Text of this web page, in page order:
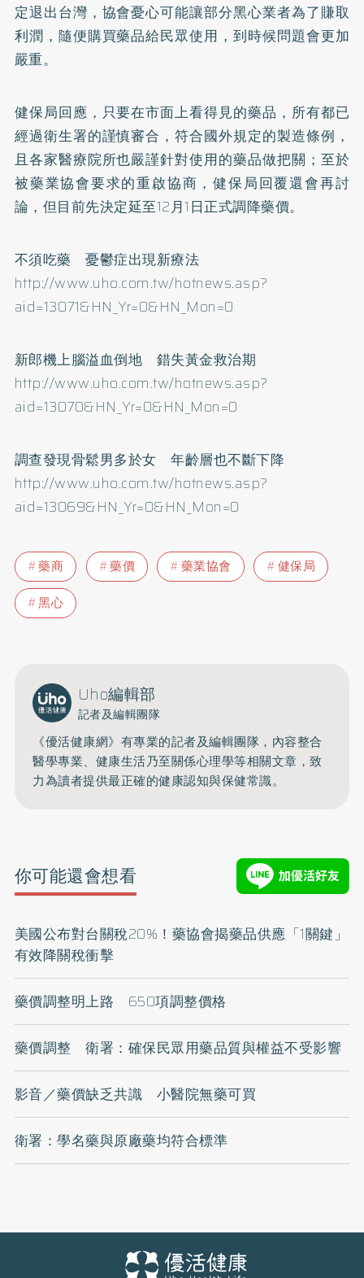
定退出台灣，協會憂心可能讓部分黑心業者為了賺取
利潤，隨便購買藥品給民眾使用，到時候問題會更加
嚴重。
健保局回應，只要在市面上看得見的藥品，所有都已
經過衛生署的謹慎審合，符合國外規定的製造條例，
且各家醫療院所也嚴謹針對使用的藥品做把關；至於
被藥業協會要求的重啟協商，健保局回覆還會再討
論，但目前先決定延至12月1日正式調降藥價。
不須吃藥憂鬱症出現新療法
http://www.uho.com.tw/hotnews.asp?
aid=13071&HN_Yr=0&HN_Mon=0
新郎機上腦溢血倒地 錯失黃金救治期
http://www.uho.com.tw/hotnews.asp?
aid=13070&HN_Yr=0&HN_Mon=0
調查發現骨鬆男多於女 年齡層也不斷下降
http://www.uho.com.tw/hotnews.asp?
aid=13069&HN_Yr=0&HN_Mon=0
藥商 藥價 藥業協會
健保局
黑心
Uho編輯部
記者及編輯團隊
《優活健康網》有專業的記者及編輯團隊，內容整合
醫學專業、健康生活乃至關係心理學等相關文章，致
力為讀者提供最正確的健康認知與保健常識。
你可能還會想看
美國公布對台關稅20%！藥協會揭藥品供應「1關鍵」
有效降關稅衝擊
藥價調整明上路 650項調整價格
藥價調整 衛署：確保民眾用藥品質與權益不受影響
影音／藥價缺乏共識 小醫院無藥可買
衛署：學名藥與原廠藥均符合標準